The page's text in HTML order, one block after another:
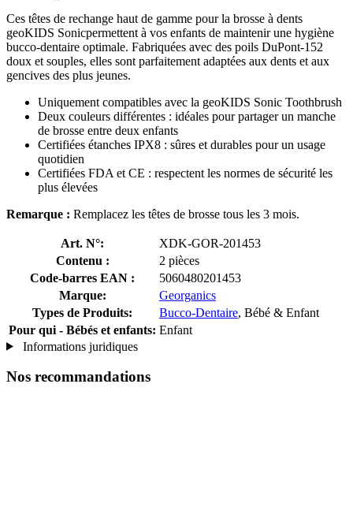
Ces têtes de rechange haut de gamme pour la brosse à dents
geoKIDS Sonicpermettent à vos enfants de maintenir une hygiène
bucco-dentaire optimale. Fabriquées avec des poils DuPont-152
doux et souples, elles sont parfaitement adaptées aux dents et aux
gencives des plus jeunes.
Uniquement compatibles avec la geoKIDS Sonic Toothbrush
Deux couleurs différentes : idéales pour partager un manche
de brosse entre deux enfants
Certifiées étanches IPX8 : sûres et durables pour un usage
quotidien
Certifiées FDA et CE : respectent les normes de sécurité les
plus élevées
Remarque : Remplacez les têtes de brosse tous les 3 mois.
Art. N°:
XDK-GOR-201453
Contenu :
2 pièces
Code-barres EAN :
5060480201453
Marque:
Georganics
Types de Produits:
Bucco-Dentaire, Bébé & Enfant
Pour qui - Bébés et enfants: Enfant
Informations juridiques
Nos recommandations